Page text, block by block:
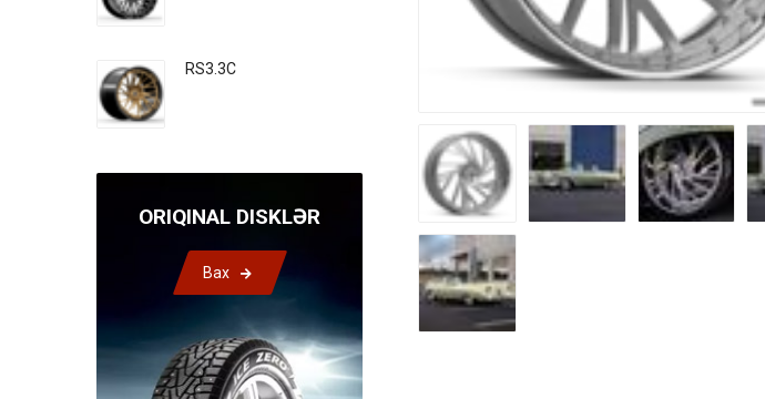
RS3.3C
ORIQINAL DISKLƏR
Bax